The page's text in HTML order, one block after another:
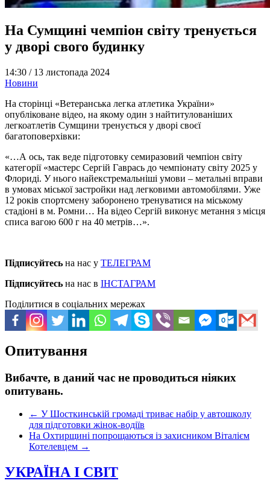
На Сумщині чемпіон світу тренується
у дворі свого будинку
14:30 / 13 листопада 2024
Новини
На сторінці «Ветеранська легка атлетика України»
опубліковане відео, на якому один з найтитулованіших
легкоатлетів Сумщини тренується у дворі своєї
багатоповерхівки:
«…А ось, так веде підготовку семиразовий чемпіон світу
категорії «мастерс Сергій Гаврась до чемпіонату світу 2025 у
Флориді. У нього найекстремальніші умови – метальні вправи
в умовах міської застройки над легковими автомобілями. Уже
12 років спортсмену заборонено тренуватися на міському
стадіоні в м. Ромни… На відео Сергій виконує метання з місця
списа вагою 600 г на 40 метрів…».
Підписуйтесь на нас у ТЕЛЕГРАМ
Підписуйтесь на нас в ІНСТАГРАМ
Поділитися в соціальних мережах
Опитування
Вибачте, в даний час не проводиться ніяких
опитувань.
← У Шосткинській громаді триває набір у автошколу
для підготовки жінок-водіїв
На Охтирщині попрощаються із захисником Віталієм
Котелевцем →
УКРАЇНА І СВІТ